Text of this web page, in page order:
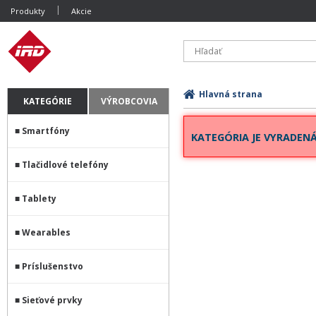
Produkty Akcie
KATEGÓRIE VÝROBCOVIA
Smartfóny
Tlačidlové telefóny
Tablety
Wearables
Príslušenstvo
Sieťové prvky
Hlavná strana
KATEGÓRIA JE